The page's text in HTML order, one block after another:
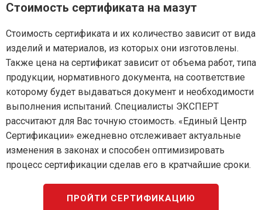
Стоимость сертификата на мазут
Стоимость сертификата и их количество зависит от вида
изделий и материалов, из которых они изготовлены.
Также цена на сертификат зависит от объема работ, типа
продукции, нормативного документа, на соответствие
которому будет выдаваться документ и необходимости
выполнения испытаний. Специалисты ЭКСПЕРТ
рассчитают для Вас точную стоимость. «Единый Центр
Сертификации» ежедневно отслеживает актуальные
изменения в законах и способен оптимизировать
процесс сертификации сделав его в кратчайшие сроки.
ПРОЙТИ СЕРТИФИКАЦИЮ